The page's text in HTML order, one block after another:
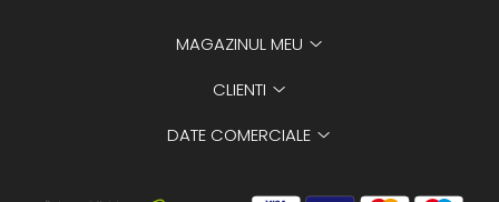
MAGAZINUL MEU
CLIENTI
DATE COMERCIALE